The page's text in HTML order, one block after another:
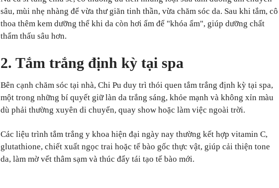
sâu, mùi nhẹ nhàng để vừa thư giãn tinh thần, vừa chăm sóc da. Sau khi tắm, cô
thoa thêm kem dưỡng thể khi da còn hơi ẩm để "khóa ẩm", giúp dưỡng chất
thẩm thấu sâu hơn.
2. Tắm trắng định kỳ tại spa
Bên cạnh chăm sóc tại nhà, Chi Pu duy trì thói quen tắm trắng định kỳ tại spa,
một trong những bí quyết giữ làn da trắng sáng, khỏe mạnh và không xỉn màu
dù phải thường xuyên di chuyển, quay show hoặc làm việc ngoài trời.
Các liệu trình tắm trắng y khoa hiện đại ngày nay thường kết hợp vitamin C,
glutathione, chiết xuất ngọc trai hoặc tế bào gốc thực vật, giúp cải thiện tone
da, làm mờ vết thâm sạm và thúc đẩy tái tạo tế bào mới.